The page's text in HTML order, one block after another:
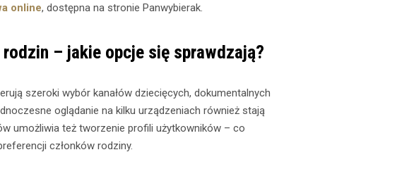
online, dostępna na stronie Panwybierak.
– jakie opcje się sprawdzają?
szeroki wybór kanałów dziecięcych, dokumentalnych
oglądanie na kilku urządzeniach również stają
umożliwia też tworzenie profili użytkowników – co
członków rodziny.